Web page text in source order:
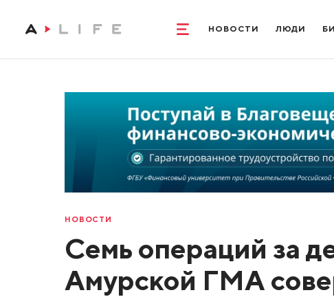
НОВОСТИ ЛЮДИ
НОВОСТИ
Семь операций за
Амурской ГМА